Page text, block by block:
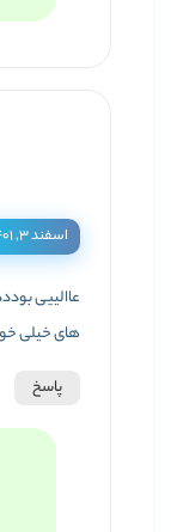
اسفند ۳, ۱۴۰۱ در ۰۲:۰۱
عاالییی
های خیلی
پاسخ